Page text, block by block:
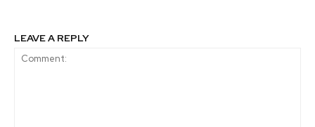
LEAVE A REPLY